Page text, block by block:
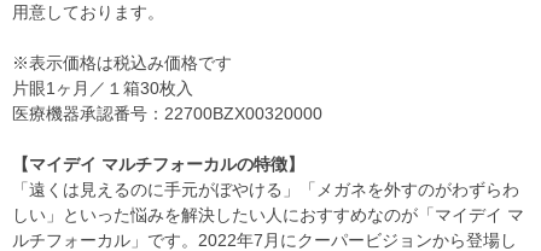
用意しております。
※表示価格は税込み価格です
片眼1ヶ月／１箱30枚入
医療機器承認番号：22700BZX00320000
【マイデイ マルチフォーカルの特徴】
「遠くは見えるのに手元がぼやける」「メガネを外すのがわずらわ
しい」といった悩みを解決したい人におすすめなのが「マイデイ マ
ルチフォーカル」です。2022年7月にクーパービジョンから登場し